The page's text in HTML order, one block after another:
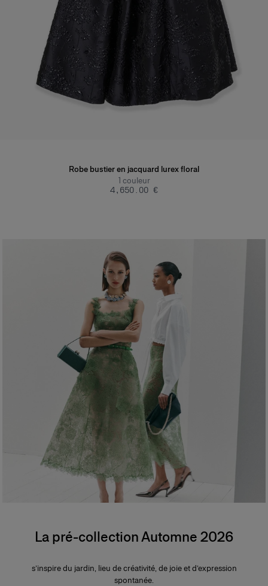
Robe bustier en jacquard lurex floral
1 couleur
‌4,650.00 €
La pré-collection Automne 2026
s’inspire du jardin, lieu de créativité, de joie et d’expression
spontanée.